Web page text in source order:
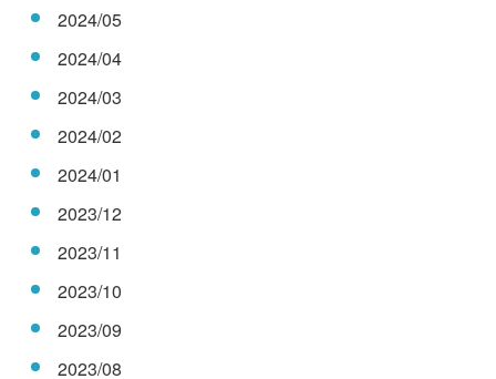
2024/05
2024/04
2024/03
2024/02
2024/01
2023/12
2023/11
2023/10
2023/09
2023/08